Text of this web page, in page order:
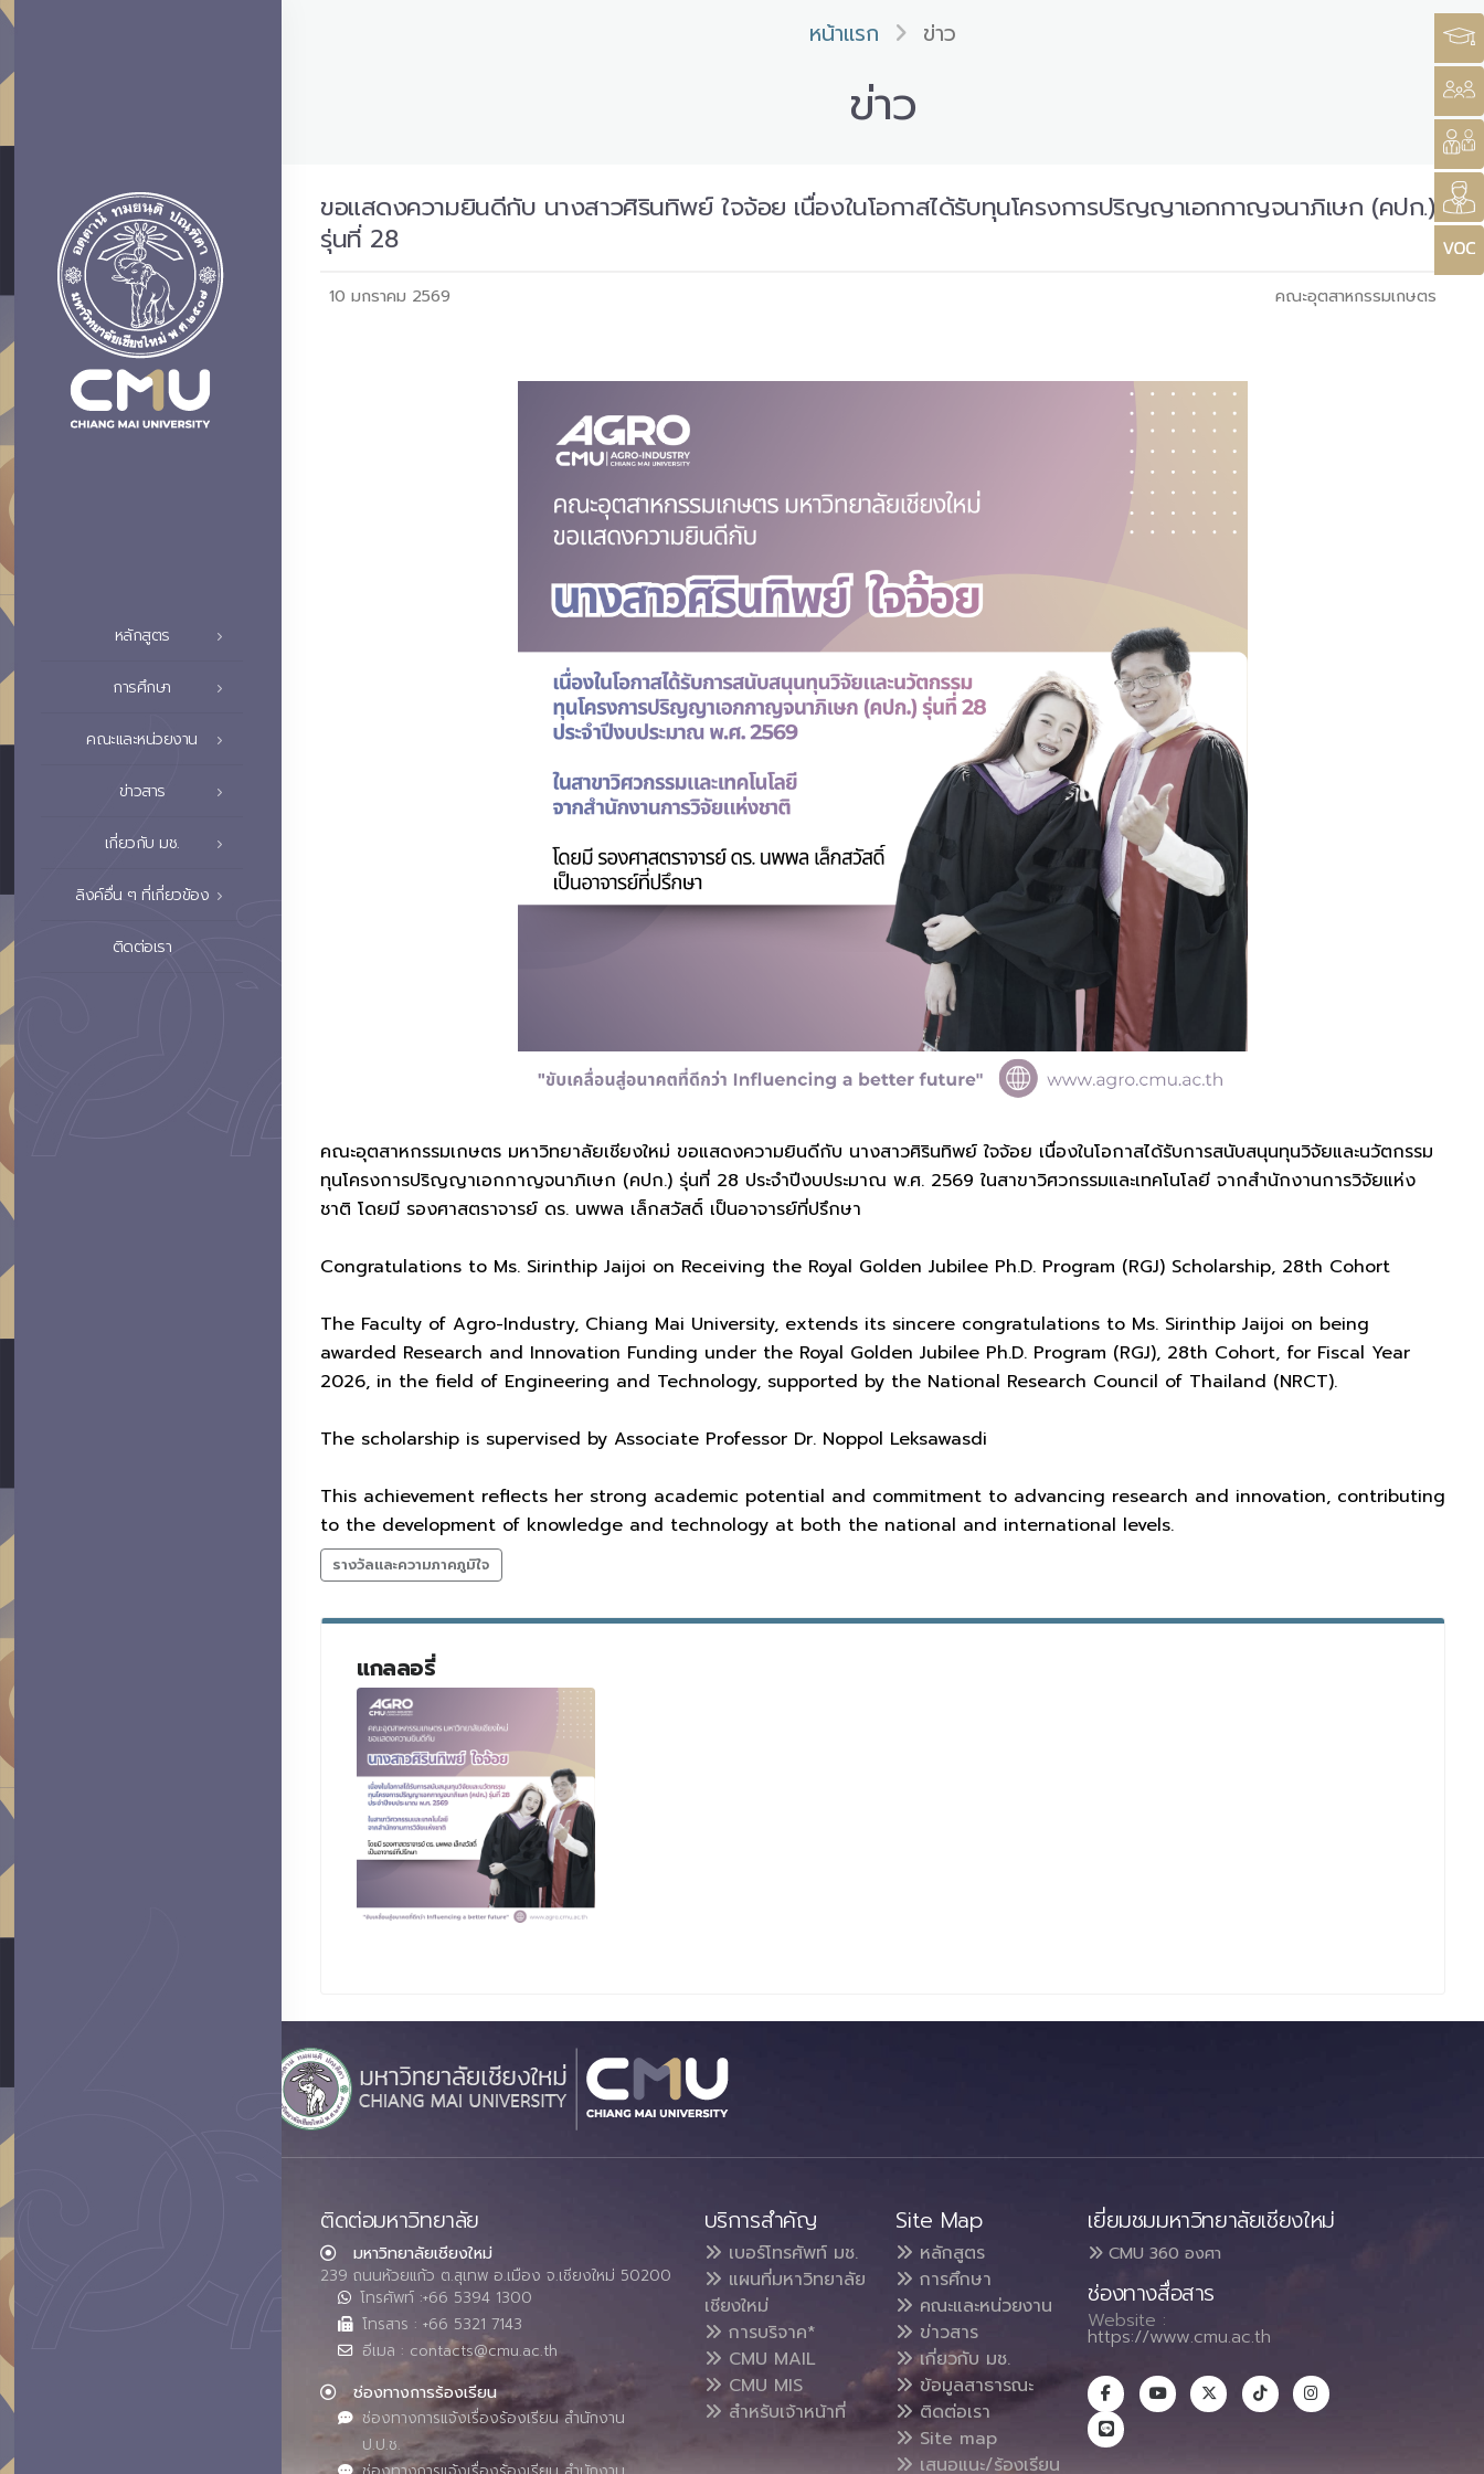
หลักสูตร
การศึกษา
คณะและหน่วยงาน
ข่าวสาร
เกี่ยวกับ มช.
ลิงค์อื่น ๆ ที่เกี่ยวข้อง
ติดต่อเรา
หน้าแรก ข่าว
ข่าว
ขอแสดงความยินดีกับ นางสาวศิรินทิพย์ ใจจ้อย เนื่องในโอกาสได้รับทุนโครงการปริญญาเอกกาญจนาภิเษก (คปก.)
รุ่นที่ 28
10 มกราคม 2569 คณะอุตสาหกรรมเกษตร
คณะอุตสาหกรรมเกษตร มหาวิทยาลัยเชียงใหม่ ขอแสดงความยินดีกับ นางสาวศิรินทิพย์ ใจจ้อย เนื่องในโอกาสได้รับการสนับสนุนทุนวิจัยและนวัตกรรม
ทุนโครงการปริญญาเอกกาญจนาภิเษก (คปก.) รุ่นที่ 28 ประจำปีงบประมาณ พ.ศ. 2569 ในสาขาวิศวกรรมและเทคโนโลยี จากสำนักงานการวิจัยแห่ง
ชาติ โดยมี รองศาสตราจารย์ ดร. นพพล เล็กสวัสดิ์ เป็นอาจารย์ที่ปรึกษา
Congratulations to Ms. Sirinthip Jaijoi on Receiving the Royal Golden Jubilee Ph.D. Program (RGJ) Scholarship, 28th Cohort
The Faculty of Agro-Industry, Chiang Mai University, extends its sincere congratulations to Ms. Sirinthip Jaijoi on being
awarded Research and Innovation Funding under the Royal Golden Jubilee Ph.D. Program (RGJ), 28th Cohort, for Fiscal Year
2026, in the field of Engineering and Technology, supported by the National Research Council of Thailand (NRCT).
The scholarship is supervised by Associate Professor Dr. Noppol Leksawasdi
This achievement reflects her strong academic potential and commitment to advancing research and innovation, contributing
to the development of knowledge and technology at both the national and international levels.
รางวัลและความภาคภูมิใจ
แกลลอรี่
ติดต่อมหาวิทยาลัย
มหาวิทยาลัยเชียงใหม่
239 ถนนห้วยแก้ว ต.สุเทพ อ.เมือง จ.เชียงใหม่ 50200
โทรศัพท์ :+66 5394 1300
โทรสาร : +66 5321 7143
อีเมล : contacts@cmu.ac.th
ช่องทางการร้องเรียน
ช่องทางการแจ้งเรื่องร้องเรียน สำนักงาน
ป.ป.ช.
บริการสำคัญ
เบอร์โทรศัพท์ มช.
แผนที่มหาวิทยาลัย
เชียงใหม่
การบริจาค*
CMU MAIL
CMU MIS
สำหรับเจ้าหน้าที่
Site Map
หลักสูตร
การศึกษา
คณะและหน่วยงาน
ข่าวสาร
เกี่ยวกับ มช.
ข้อมูลสาธารณะ
ติดต่อเรา
Site map
เสนอแนะ/ร้องเรียน
เยี่ยมชมมหาวิทยาลัยเชียงใหม่
CMU 360 องศา
ช่องทางสื่อสาร
Website :
https://www.cmu.ac.th